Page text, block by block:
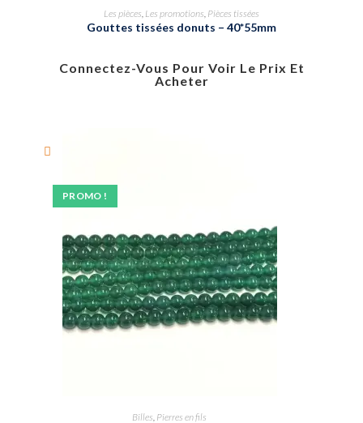
Les pièces, Les promotions, Pièces tissées
Gouttes tissées donuts – 40*55mm
Connectez-Vous Pour Voir Le Prix Et
Acheter
PROMO !
Billes Pierres en fils